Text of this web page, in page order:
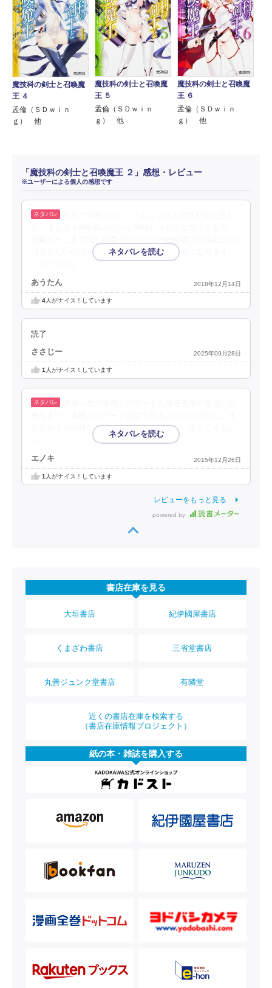
魔技科の剣士と召喚魔
王 ４
孟倫（ＳＤｗｉｎ
ｇ） 他
魔技科の剣士と召喚魔
王 ５
孟倫（ＳＤｗｉｎ
ｇ） 他
魔技科の剣士と召喚魔
王 ６
孟倫（ＳＤｗｉｎ
ｇ） 他
「魔技科の剣士と召喚魔王 ２」感想・レビュー
※ユーザーによる個人の感想です
けるらしいので、どこまでがマックスのか気になります。
あうたん 2018年12月14日
4人がナイス！しています
読了
ささじー 2025年09月28日
1 人がナイス！しています
たヒロインの裸で、ちゃんと乳首を描いているところもい
エノキ 2015年12月26日
1 人がナイス！しています
レビューをもっと見る
powered by
書店在庫を見る
大垣書店 紀伊國屋書店
くまざわ書店 三省堂書店
丸善ジュンク堂書店 有隣堂
近くの書店在庫を検索する
（書店在庫情報プロジェクト）
紙の本・雑誌を購入する